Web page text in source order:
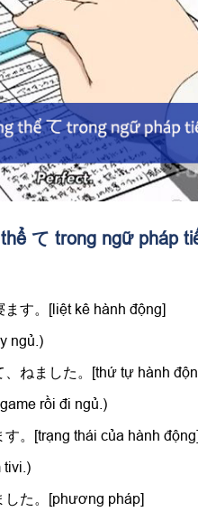
て trong ngữ pháp
す。[liệt kê hành động]
ngủ.)
ねました。[thứ tự hành
rồi đi ngủ.)
。[trạng thái của hành
tivi.)
した。[phương pháp]